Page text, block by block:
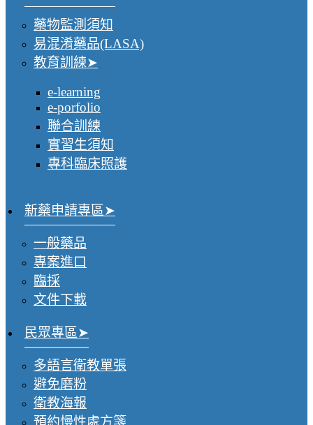
藥物監測須知
易混淆藥品(LASA)
教育訓練
e-learning
e-porfolio
聯合訓練
實習生須知
專科臨床照護
新藥申請專區
一般藥品
專案進口
臨採
文件下載
民眾專區
多語言衛教單張
避免磨粉
衛教海報
預約慢性處方箋